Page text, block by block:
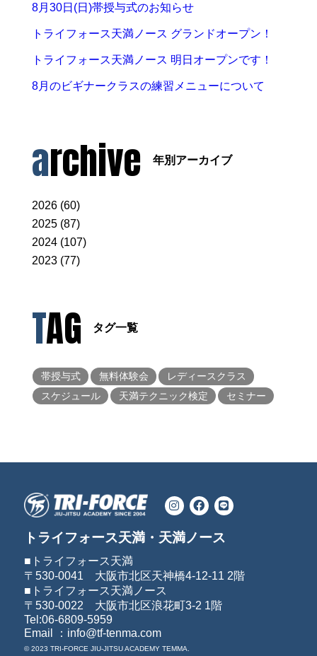
8月30日(日)帯授与式のお知らせ
トライフォース天満ノース グランドオープン！
トライフォース天満ノース 明日オープンです！
8月のビギナークラスの練習メニューについて
archive 年別アーカイブ
2026 (60)
2025 (87)
2024 (107)
2023 (77)
TAG タグ一覧
帯授与式 無料体験会
レディースクラス
スケジュール
天満テクニック検定 セミナー
トライフォース天満・天満ノース
■トライフォース天満
〒530-0041 大阪市北区天神橋4-12-11 2階
■トライフォース天満ノース
〒530-0022 大阪市北区浪花町3-2 1階
Tel:06-6809-5959
Email ：info@tf-tenma.com
© 2023 TRI-FORCE JIU-JITSU ACADEMY TEMMA.